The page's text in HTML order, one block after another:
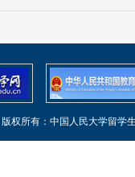
| 版权所有：中国人民大学留学